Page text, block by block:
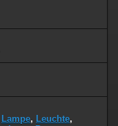
Lampe, Leuchte,